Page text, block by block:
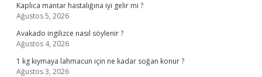
Kaplıca mantar hastalığına iyi gelir mi ?
Ağustos 5, 2026
Avakado ingilizce nasıl söylenir ?
Ağustos 4, 2026
1 kg kıymaya lahmacun için ne kadar soğan konur ?
Ağustos 3, 2026